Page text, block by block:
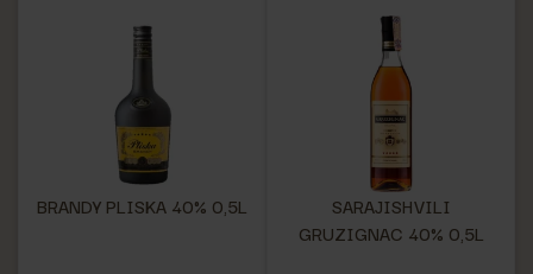
BRANDY PLISKA 40% 0,5L
SARAJISHVILI
GRUZIGNAC 40% 0,5L